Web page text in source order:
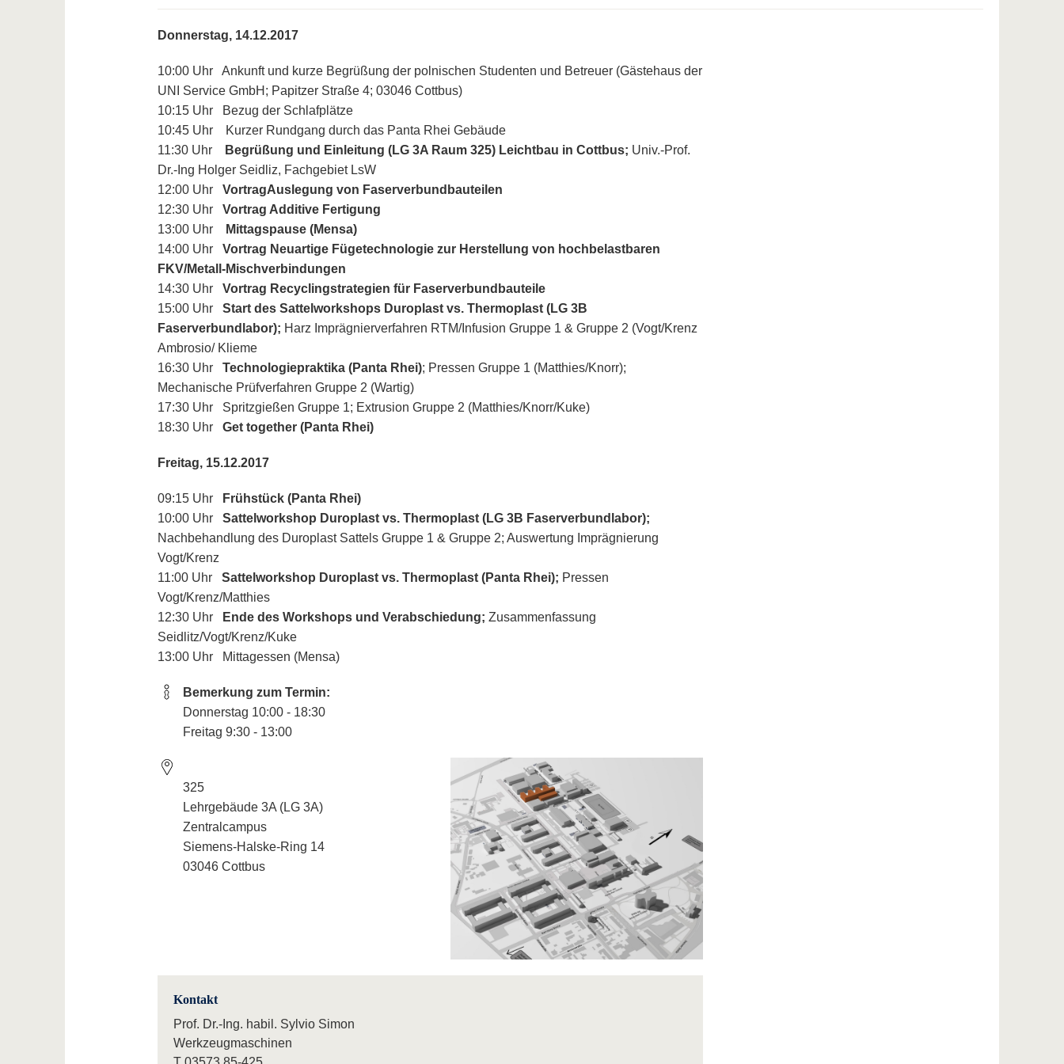
Donnerstag, 14.12.2017
10:00 Uhr Ankunft und kurze Begrüßung der polnischen Studenten und Betreuer (Gästehaus der
UNI Service GmbH; Papitzer Straße 4; 03046 Cottbus)
10:15 Uhr Bezug der Schlafplätze
10:45 Uhr Kurzer Rundgang durch das Panta Rhei Gebäude
11:30 UhrBegrüßung und Einleitung (LG 3A Raum 325)Leichtbau in Cottbus; Univ.-Prof.
Dr.-Ing Holger Seidliz, Fachgebiet LsW
12:00 Uhr VortragAuslegung von Faserverbundbauteilen
12:30 UhrVortrag Additive Fertigung
13:00 Uhr
Mittagspause (Mensa)
14:00 Uhr Vortrag Neuartige Fügetechnologie zur Herstellung von hochbelastbaren
FKV/Metall-Mischverbindungen
14:30 Uhr Vortrag Recyclingstrategien für Faserverbundbauteile
15:00 UhrStart des Sattelworkshops Duroplast vs. Thermoplast (LG 3B
Faserverbundlabor); Harz Imprägnierverfahren RTM/Infusion Gruppe 1 & Gruppe 2 (Vogt/Krenz
Ambrosio/ Klieme
16:30 Uhr Technologiepraktika (Panta Rhei); Pressen Gruppe 1 (Matthies/Knorr);
Mechanische Prüfverfahren Gruppe 2 (Wartig)
17:30 Uhr Spritzgießen Gruppe 1; Extrusion Gruppe 2 (Matthies/Knorr/Kuke)
18:30 Uhr Get together (Panta Rhei)
Freitag, 15.12.2017
09:15 UhrFrühstück (Panta Rhei)
10:00 UhrSattelworkshop Duroplast vs. Thermoplast (LG 3B Faserverbundlabor);
Nachbehandlung des Duroplast Sattels Gruppe 1 & Gruppe 2; Auswertung Imprägnierung
Vogt/Krenz
11:00 UhrSattelworkshop Duroplast vs. Thermoplast (Panta Rhei); Pressen
Vogt/Krenz/Matthies
12:30 UhrEnde des Workshops und Verabschiedung; Zusammenfassung
Seidlitz/Vogt/Krenz/Kuke
13:00 Uhr Mittagessen (Mensa)
Bemerkung zum Termin:
Donnerstag 10:00 - 18:30
Freitag 9:30 - 13:00
325
Lehrgebäude 3A (LG 3A)
Zentralcampus
Siemens-Halske-Ring 14
03046 Cottbus
Kontakt
Prof. Dr.-Ing. habil. Sylvio Simon
Werkzeugmaschinen